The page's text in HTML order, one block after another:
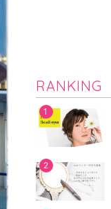
RANKING